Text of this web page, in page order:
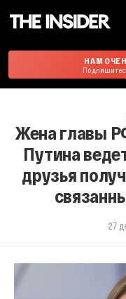
НАМ
Жена главы
Путина
друзья
27